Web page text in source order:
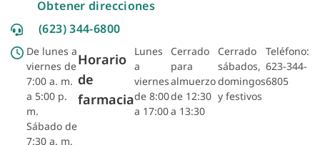
Obtener direcciones
(623) 344-6800
De lunes a
viernes de
7:00 a. m.
a 5:00 p.
m.
Sábado de
7:30 a. m.
Horario
de
farmacia
Lunes
a
viernes
de 8:00
a 17:00
Cerrado
para
almuerzo
de 12:30
a 13:30
Cerrado
sábados,
domingos
y festivos
Teléfono:
623-344-
6805